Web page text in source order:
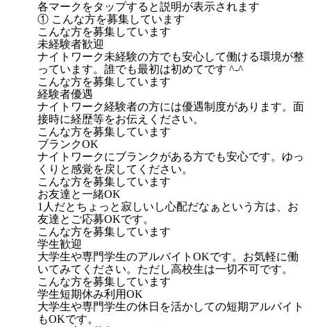
各マークをタップすると説明が表示されます
① こんな方を募集しています
こんな方を募集しています
未経験者歓迎
ナイトワーク未経験の方でも安心して働ける環境が整
っています。誰でも最初は初めてです ^-^
こんな方を募集しています
経験者優遇
ナイトワーク経験者の方には優遇制度があります。面
接時に経歴等をお伝えください。
こんな方を募集しています
ブランクOK
ナイトワークにブランクがある方でも安心です。ゆっ
くりと感覚を戻してください。
こんな方を募集しています
お友達と一緒OK
1人だとちょっと寂しいし心配だなぁという方は、お
友達とご応募OKです。
こんな方を募集しています
学生歓迎
大学生や専門学生のアルバイトOKです。お気軽に働
いてみてください。ただし高校生は一切不可です。
こんな方を募集しています
学生短期休み利用OK
大学生や専門学生の休日を活かしての短期アルバイト
もOKです。